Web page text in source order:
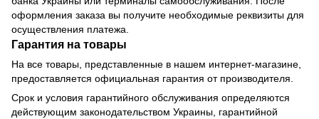
оформления заказа вы получите необходимые реквизиты для
осуществления платежа.
Гарантия на товары
На все товары, представленные в нашем интернет-магазине,
предоставляется официальная гарантия от производителя.
Срок и условия гарантийного обслуживания определяются
действующим законодательством Украины, гарантийной